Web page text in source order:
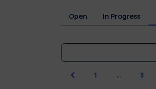
Open In Progress
Previous
1 … 3